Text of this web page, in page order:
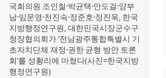
국회의원 조인철·박균택·안도걸·양부
남·임문영·전진숙·정준호·정진욱, 한국
지방행정연구원, 대한민국시장군수구
청장협의회가 ‘전남광주통합특별시 기
초자치단체 재정·권한 균형 방안 토론
회’를 성황리에 마쳤다(사진=한국지방
행정연구원)